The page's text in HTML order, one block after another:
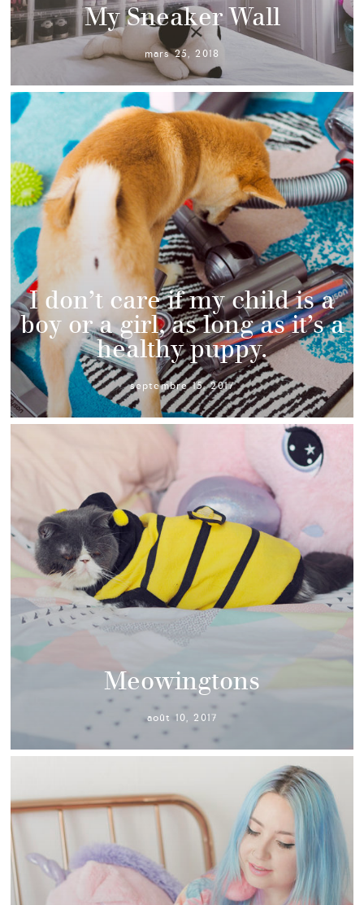
My Sneaker Wall
mars 25, 2018
I don’t care if my child is a
boy or a girl, as long as it’s a
healthy puppy.
septembre 15, 2017
Meowingtons
août 10, 2017